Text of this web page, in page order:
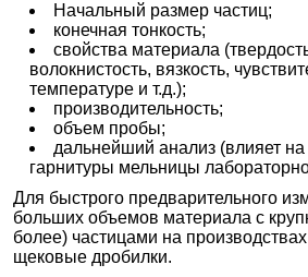
Начальный размер частиц;
конечная тонкость;
свойства материала
волокнистость, вязкость,
температуре и т.д.);
производительность;
объем пробы;
дальнейший анализ (влияет
гарнитуры мельницы
Для быстрого предварительного
больших объемов материала с
более) частицами на
щековые дробилки.